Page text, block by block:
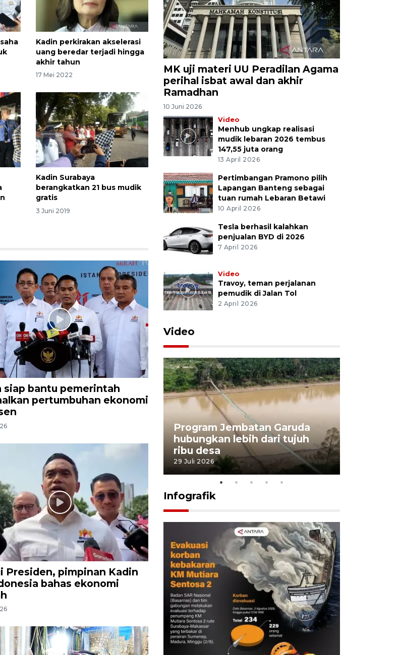
Kadin perkirakan akselerasi
uang beredar terjadi hingga
akhir tahun
17 Mei 2022
Kadin Surabaya
berangkatkan 21 bus mudik
gratis
3 Juni 2019
siap bantu pemerintah
pertumbuhan ekonomi
Presiden, pimpinan Kadin
bahas ekonomi
MK uji materi UU Peradilan Agama
perihal isbat awal dan akhir
Ramadhan
10 Juni 2026
Video
Menhub ungkap realisasi
mudik lebaran 2026 tembus
147,55 juta orang
13 April 2026
Pertimbangan Pramono pilih
Lapangan Banteng sebagai
tuan rumah Lebaran Betawi
10 April 2026
Tesla berhasil kalahkan
penjualan BYD di 2026
7 April 2026
Video
Travoy, teman perjalanan
pemudik di Jalan Tol
2 April 2026
Video
Persebaya, striker
kembali asah naluri
Program Jembatan Garuda
hubungkan lebih dari tujuh
ribu desa
29 Juli 2026
Infografik